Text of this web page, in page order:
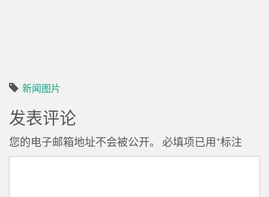
新闻图片
发表评论
您的电子邮箱地址不会被公开。 必填项已用*标注